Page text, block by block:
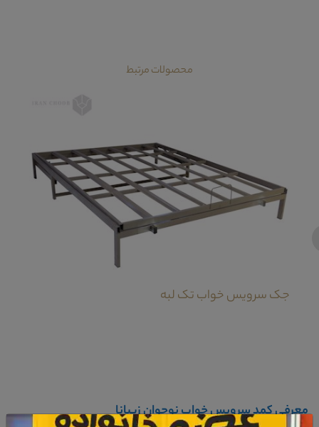
محصولات مرتبط
جک سرویس خواب تک لبه
معرفی کمد سرویس خواب نوجوان زیبانا